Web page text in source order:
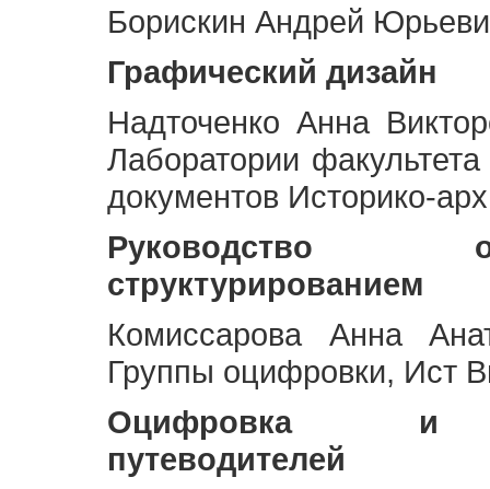
Борискин Андрей
Графический дизайн
Надточенко Анна
Лаборатории
документов Историко-
Руководство
структурированием
Комиссарова Анна
Группы оцифровки, Ист
Оцифровка и
путеводителей